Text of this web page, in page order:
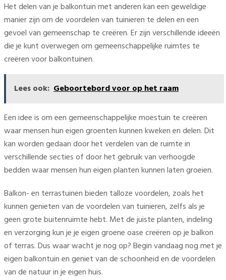
Het delen van je balkontuin met anderen kan een geweldige
manier zijn om de voordelen van tuinieren te delen en een
gevoel van gemeenschap te creëren. Er zijn verschillende ideeën
die je kunt overwegen om gemeenschappelijke ruimtes te
creëren voor balkontuinen.
Lees ook: Geboortebord voor op het raam
Een idee is om een gemeenschappelijke moestuin te creëren
waar mensen hun eigen groenten kunnen kweken en delen. Dit
kan worden gedaan door het verdelen van de ruimte in
verschillende secties of door het gebruik van verhoogde
bedden waar mensen hun eigen planten kunnen laten groeien.
Balkon- en terrastuinen bieden talloze voordelen, zoals het
kunnen genieten van de voordelen van tuinieren, zelfs als je
geen grote buitenruimte hebt. Met de juiste planten, indeling
en verzorging kun je je eigen groene oase creëren op je balkon
of terras. Dus waar wacht je nog op? Begin vandaag nog met je
eigen balkontuin en geniet van de schoonheid en de voordelen
van de natuur in je eigen huis.